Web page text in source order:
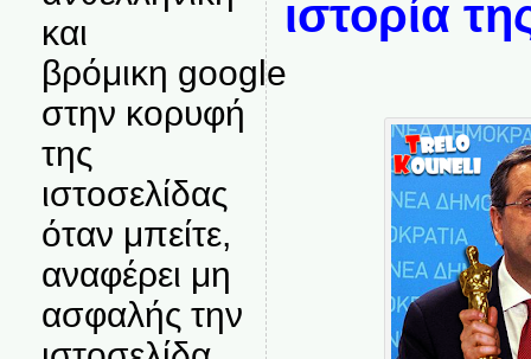
και
βρόμικη google
στην κορυφή
της
ιστοσελίδας
όταν μπείτε,
αναφέρει μη
ασφαλής την
ιστορία